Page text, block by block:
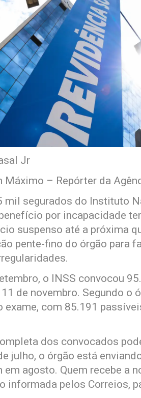
Jr
Máximo – Repórter da
mil segurados do Instituto
por incapacidade
suspenso até a próxima
pente-fino do órgão para
o INSS convocou
de novembro. Segundo o
exame, com 85.191
dos convocados
julho, o órgão está
em agosto. Quem recebe a
informada pelos Correios,